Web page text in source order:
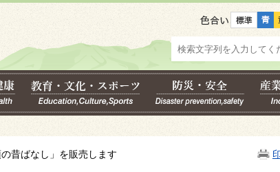
色合い
昔ばなし」を販売します